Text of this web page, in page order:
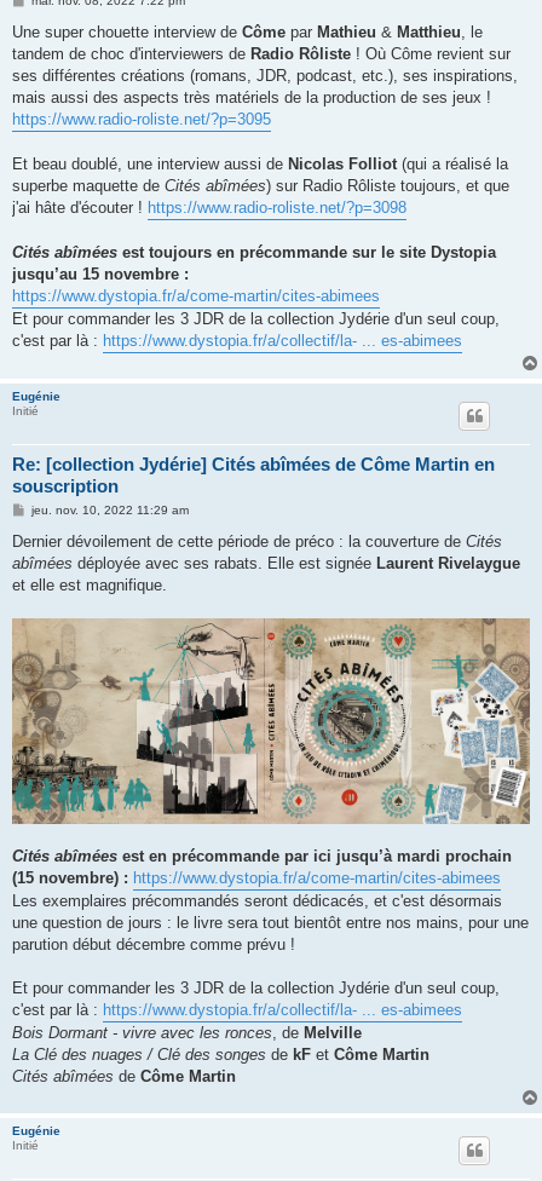
s
a
g
Une super chouette interview de Côme par Mathieu & Matthieu, le
tandem de choc d'interviewers de Radio Rôliste ! Où Côme revient sur
ses différentes créations (romans, JDR, podcast, etc.), ses inspirations,
mais aussi des aspects très matériels de la production de ses jeux !
https://www.radio-roliste.net/?p=3095
Et beau doublé, une interview aussi de Nicolas Folliot (qui a réalisé la
superbe maquette de Cités abîmées) sur Radio Rôliste toujours, et que
j'ai hâte d'écouter ! https://www.radio-roliste.net/?p=3098
Cités abîmées est toujours en précommande sur le site Dystopia
jusqu’au 15 novembre :
https://www.dystopia.fr/a/come-martin/cites-abimees
Et pour commander les 3 JDR de la collection Jydérie d'un seul coup,
c'est par là : https://www.dystopia.fr/a/collectif/la- ... es-abimees
Eugénie
Initié
Re: [collection Jydérie] Cités abîmées de Côme Martin en
souscription
M
s
a
g
jeu. nov. 10, 2022 11:29 am
Dernier dévoilement de cette période de préco : la couverture de Cités
abîmées déployée avec ses rabats. Elle est signée Laurent Rivelaygue
et elle est magnifique.
Cités abîmées est en précommande par ici jusqu’à mardi prochain
(15 novembre) : https://www.dystopia.fr/a/come-martin/cites-abimees
Les exemplaires précommandés seront dédicacés, et c'est désormais
une question de jours : le livre sera tout bientôt entre nos mains, pour une
parution début décembre comme prévu !
Et pour commander les 3 JDR de la collection Jydérie d'un seul coup,
c'est par là : https://www.dystopia.fr/a/collectif/la- ... es-abimees
Bois Dormant - vivre avec les ronces , de Melville
La Clé des nuages / Clé des songes de kF et Côme Martin
Cités abîmées de Côme Martin
Eugénie
Initié